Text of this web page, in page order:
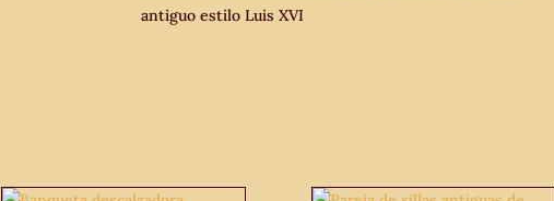
baja
antiguo estilo Luis XVI